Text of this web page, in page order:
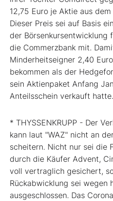
12,75 Euro je Aktie aus
Dieser Preis sei auf Basis
der
die Commerzbank mit.
Minderheitseigner 2,40
bekommen als der
sein Aktienpaket Anfang
Anteilsschein verkauft hatte.
* THYSSENKRUPP - Der
kann laut "WAZ" nicht an
scheitern. Nicht nur sei die
durch die Käufer Advent,
voll vertraglich gesichert,
Rückabwicklung sei wegen
ausgeschlossen. Das